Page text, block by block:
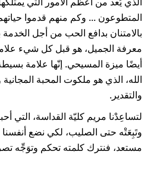
المتطوعون ... وكم منهم قدموا
بالامتنان بدافع الحب من أجل
معرفة الجميل، هو قبل كل شيء علامة
أيضًا ميزة المسيحي. إنّها علامة
الله، الذي هو ملكوت المحبة
والتقدير.
لتساعِدْنا مريم كليّة القداسة، التي
وتَبِعَتْه حتى الصليب، لكي نضع أنفسنا
مستعد، فنترك كلمته تحكم وتوَجِّه